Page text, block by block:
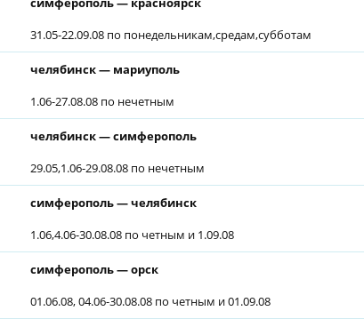
31.05-22.09.08 по понедельникам,средам,субботам
челябинск — мариуполь
1.06-27.08.08 по нечетным
челябинск — симферополь
29.05,1.06-29.08.08 по нечетным
симферополь — челябинск
1.06,4.06-30.08.08 по четным и 1.09.08
симферополь — орск
01.06.08, 04.06-30.08.08 по четным и 01.09.08